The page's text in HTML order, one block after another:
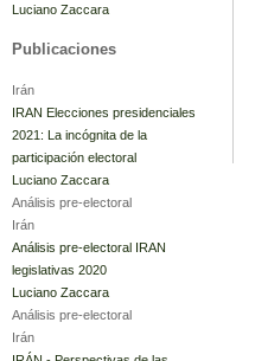
Luciano Zaccara
Publicaciones
Irán
IRAN Elecciones presidenciales
2021: La incógnita de la
participación electoral
Luciano Zaccara
Análisis pre-electoral
Irán
Análisis pre-electoral IRAN
legislativas 2020
Luciano Zaccara
Análisis pre-electoral
Irán